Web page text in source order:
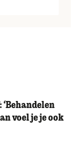
voel je je ook